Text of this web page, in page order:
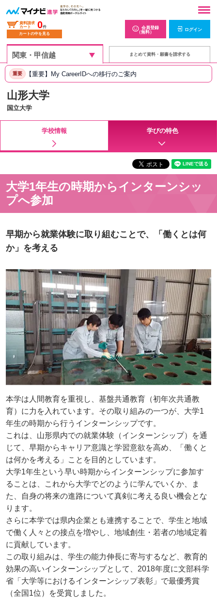
資料請求
カート
0件
カートの中を見る
会員登録
（無料）
ログイン
まとめて資料・願書を請求する
重要 【重要】My CareerIDへの移行のご案内
山形大学
国立大学
学校情報 学びの特色
大学1年生の時期からインターンシッ
プへ参加
早期から就業体験に取り組むことで、「働くとは何
か」を考える
本学は人間教育を重視し、基盤共通教育（初年次共通教
育）に力を入れています。その取り組みの一つが、大学1
年生の時期から行うインターンシップです。
これは、山形県内での就業体験（インターンシップ）を通
じて、早期からキャリア意識と学習意欲を高め、「働くと
は何かを考える」ことを目的としています。
大学1年生という早い時期からインターンシップに参加す
ることは、これから大学でどのように学んでいくか、ま
た、自身の将来の進路について真剣に考える良い機会とな
ります。
さらに本学では県内企業とも連携することで、学生と地域
で働く人々との接点を増やし、地域創生・若者の地域定着
に貢献しています。
この取り組みは、学生の能力伸長に寄与するなど、教育的
効果の高いインターンシップとして、2018年度に文部科学
省「大学等におけるインターンシップ表彰」で最優秀賞
（全国1位）を受賞しました。